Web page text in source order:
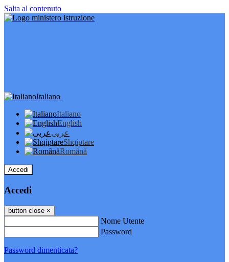
Salta al contenuto
Italiano
Italiano
English
عربى
Shqiptare
Română
Accedi
Accedi
button close ×
Nome Utente
Password
Password dimenticata?